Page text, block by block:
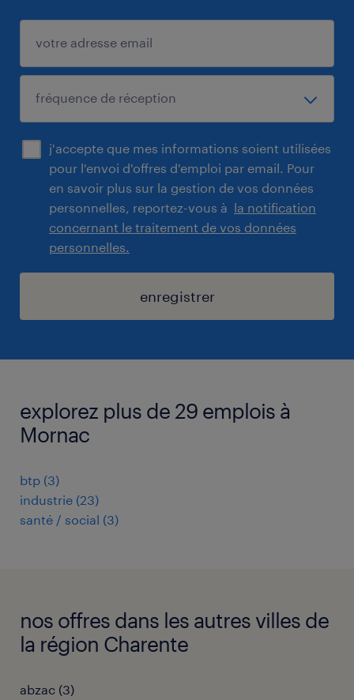
j'accepte que mes informations soient utilisées
pour l'envoi d'offres d'emploi par email. Pour
en savoir plus sur la gestion de vos données
personnelles, reportez-vous à la notification
concernant le traitement de vos données
personnelles.
enregistrer
explorez plus de 29 emplois à
Mornac
btp (3)
industrie (23)
santé / social (3)
nos offres dans les autres villes de
la région Charente
abzac (3)